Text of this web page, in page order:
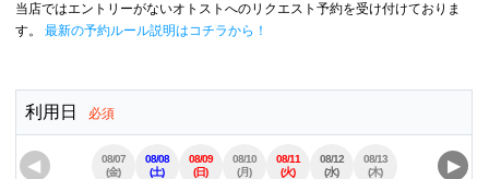
当店ではエントリーがないオトストへのリクエスト予約を受け付けておりま
す。
最新の予約ルール説明はコチラから！
利用日 必須
◀
08/07
(金)
08/08
(土)
08/09
(日)
08/10
(月)
08/11
(火)
08/12
(水)
08/13
(木)
08/15
(土)
▶